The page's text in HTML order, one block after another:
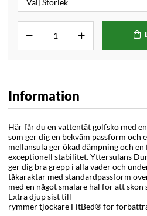
Information
Här får du en vattentät golfsko med
som ger dig en bekväm passform och
mellansula ger ökad dämpning och
exceptionell stabilitet. Yttersulans
ger dig bra grepp i alla väder och
tåkaraktär med standardpassform
med en något smalare häl för att
Extra djup sist till
rymmer tjockare FitBed® för